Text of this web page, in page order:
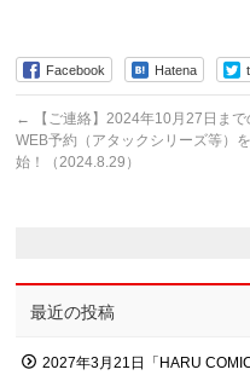
Facebook Hatena
←
【ご連絡】2024年10月27日まで
WEB予約（アタックシリーズ等）
始！（2024.8.29）
最近の投稿
2027年3月21日「HARU